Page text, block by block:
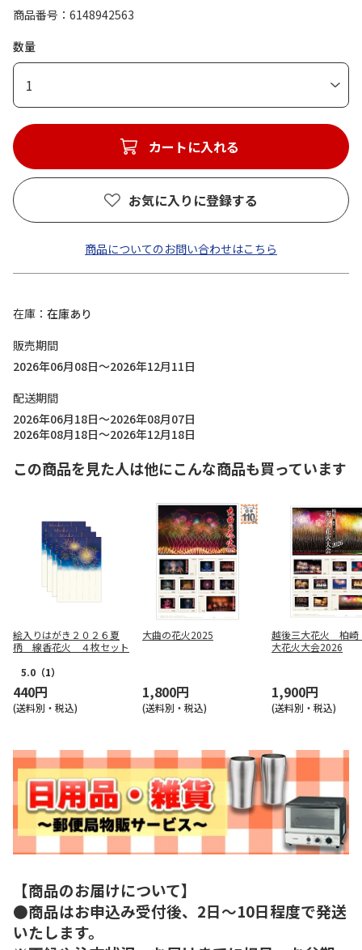
商品番号
6148942563
数量
1
カートに入れる
お気に入りに登録する
商品についてのお問い合わせはこちら
在庫
在庫あり
販売期間
2026年06月08日～2026年12月11日
配送期間
2026年06月18日～2026年08月07日
2026年08月18日～2026年12月18日
この商品を見た人は他にこんな商品も買っています
絵入りはがき２０２６夏
柄 線香花火 ４枚セット
5.0 （1）
440円
(送料別・税込)
大曲の花火2025
1,800円
(送料別・税込)
越後三大花火 柏
大花火大会2026
1,900円
(送料別・税込)
【商品のお届けについて】
●商品はお申込み受付後、2日～10日程度で発送
いたします。